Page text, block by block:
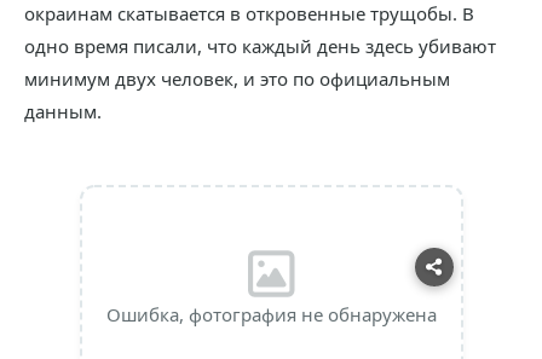
окраинам скатывается в откровенные трущобы. В
одно время писали, что каждый день здесь убивают
минимум двух человек, и это по официальным
данным.
Ошибка, фотография не обнаружена